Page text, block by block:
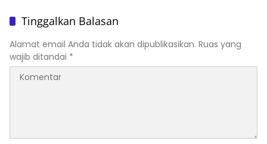
Tinggalkan Balasan
Alamat email Anda tidak akan dipublikasikan. Ruas yang
wajib ditandai *